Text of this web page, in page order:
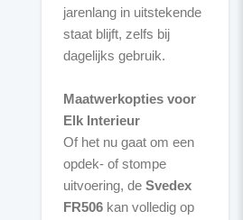
jarenlang in uitstekende
staat blijft, zelfs bij
dagelijks gebruik.
Maatwerkopties voor
Elk Interieur
Of het nu gaat om een
opdek- of stompe
uitvoering, de Svedex
FR506kan volledig op